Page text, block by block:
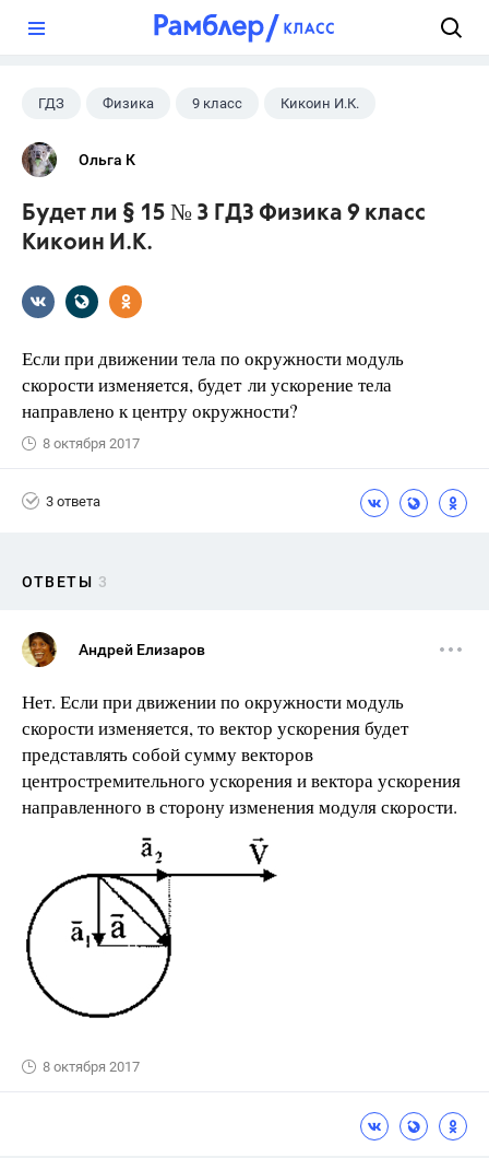
ГДЗ Физика 9 класс Кикоин И.К.
Ольга К
Будет ли § 15 № 3 ГДЗ Физика 9 класс
Кикоин И.К.
Если при движении тела по окружности модуль
скорости изменяется, будет ли ускорение тела
направлено к центру окружности?
8 октября 2017
3 ответа
ОТВЕТЫ 3
Андрей Елизаров
Нет. Если при движении по окружности модуль
скорости изменяется, то вектор ускорения будет
представлять собой сумму векторов
центростремительного ускорения и вектора ускорения
направленного в сторону изменения модуля скорости.
8 октября 2017